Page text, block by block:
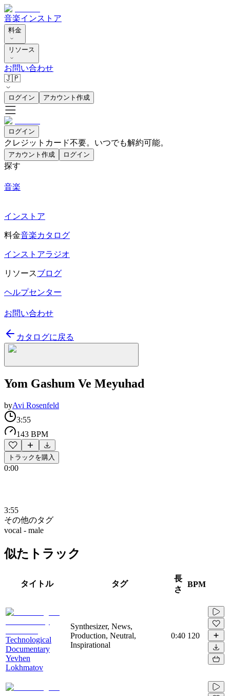
音楽インストア
料金
リソース
お問い合わせ
🇯🇵
ログイン アカウント作成
ログイン
クレジットカード不要。いつでも解約可能。
アカウント作成 ログイン
探す
音楽
インストア
料金音楽カタログ
インストアラジオ
リソースブログ
ヘルプセンター
お問い合わせ
カタログに戻る
Yom Gashum Ve Meyuhad
byAvi Rosenfeld
3:55
143 BPM
トラックを購入
0:00
3:55
その他のタグ
vocal - male
似たトラック
タイトル タグ
長
さ
BPM
Technological
Documentary
Yevhen
Lokhmatov
Synthesizer, News,
Production, Neutral,
Inspirational
0:40 120